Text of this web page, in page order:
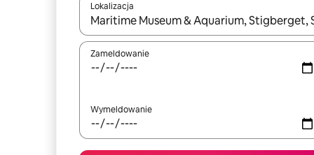
Lokalizacja
Gdy wyniki będą dostępne, możesz poruszać
Zameldowanie
Wymeldowanie